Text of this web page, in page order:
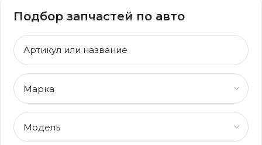
Подбор запчастей по авто